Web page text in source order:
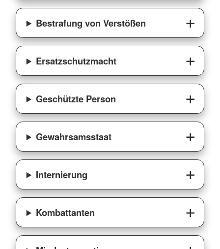
Bestrafung von Verstößen
Ersatzschutzmacht
Geschützte Person
Gewahrsamsstaat
Internierung
Kombattanten